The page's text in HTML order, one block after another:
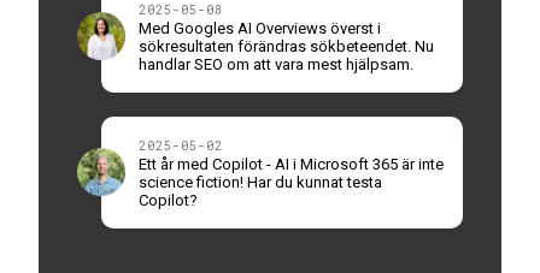
2025-05-08
Med Googles AI Overviews överst i
sökresultaten förändras sökbeteendet. Nu
handlar SEO om att vara mest hjälpsam.
2025-05-02
Ett år med Copilot - AI i Microsoft 365 är inte
science fiction! Har du kunnat testa
Copilot?